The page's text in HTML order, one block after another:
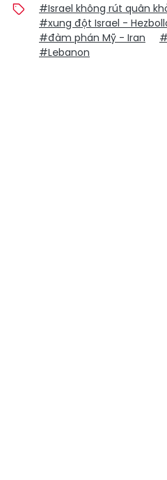
#Israel không rút quân
#xung đột Israel -
#đàm phán Mỹ - Iran
#Lebanon